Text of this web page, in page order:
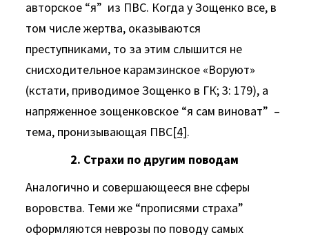
авторское “я” из ПВС. Когда у Зощенко все, в
том числе жертва, оказываются
преступниками, то за этим слышится не
снисходительное карамзинское «Воруют»
(кстати, приводимое Зощенко в ГК; 3: 179), а
напряженное зощенковское “я сам виноват” –
тема, пронизывающая ПВС[4].
2. Страхи по другим поводам
Аналогично и совершающееся вне сферы
воровства. Теми же “прописями страха”
оформляются неврозы по поводу самых